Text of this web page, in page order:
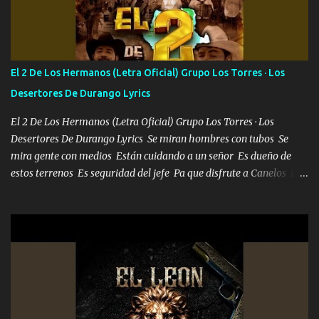
Francia ropa de 100.000 bolas Louis vuitton es mi fragancia
repleta de presidentes la bolsa estoy en mi pic si no se han dado
cuenta chequeen gráficas del kitch
El 2 De Los Hermanos (Letra Oficial) Grupo Los Torres · Los
Desertores De Durango Lyrics
El 2 De Los Hermanos (Letra Oficial) Grupo Los Torres · Los
Desertores De Durango Lyrics Se miran hombres con tubos Se
mira gente con medios Están cuidando a un señor Es dueño de
estos terrenos Es seguridad del jefe Pa que disfrute a Canelos Es
ni tampoco las mujeres porque es platica de grandes por eso hay
que estar alegres doy las instrucciones para atender los deberes
Música Si es que salta algún problema de confianza tengo gente
ahí está el Hombre Cuarenta y también Pariente 7 arreglan
cualquier problema no más es cuestión que ordené NOS HACE